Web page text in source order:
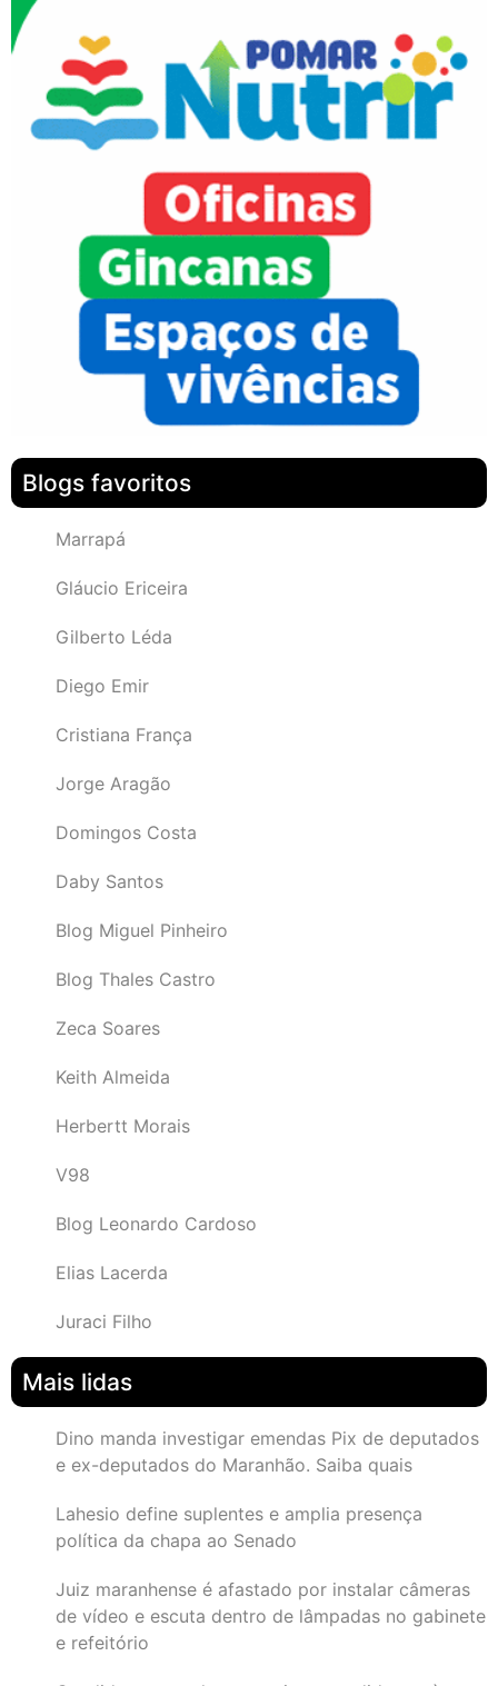
Blogs favoritos
Marrapá
Gláucio Ericeira
Gilberto Léda
Diego Emir
Cristiana França
Jorge Aragão
Domingos Costa
Daby Santos
Blog Miguel Pinheiro
Blog Thales Castro
Zeca Soares
Keith Almeida
Herbertt Morais
V98
Blog Leonardo Cardoso
Elias Lacerda
Juraci Filho
Mais lidas
Dino manda investigar emendas Pix de deputados
e ex-deputados do Maranhão. Saiba quais
Lahesio define suplentes e amplia presença
política da chapa ao Senado
Juiz maranhense é afastado por instalar câmeras
de vídeo e escuta dentro de lâmpadas no gabinete
e refeitório